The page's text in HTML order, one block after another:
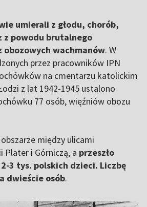
umierali z głodu, chorób,
z powodu brutalnego
wachmanów. W
przez pracowników IPN
na cmentarzu katolickim
z lat 1942-1945 ustalono
77 osób, więźniów obozu
między ulicami
Plater i Górniczą, a przeszło
3 tys. polskich dzieci. Liczbę
dwieście osób.